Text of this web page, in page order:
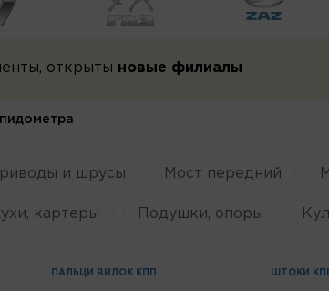
открыты новые филиалы
и шрусы Мост передний
картеры Подушки, опоры
ПАЛЬЦИ ВИЛОК КПП ШТОКИ